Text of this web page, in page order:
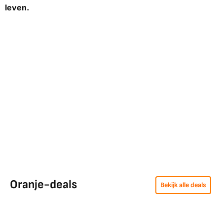
leven.
Oranje-deals Bekijk alle deals